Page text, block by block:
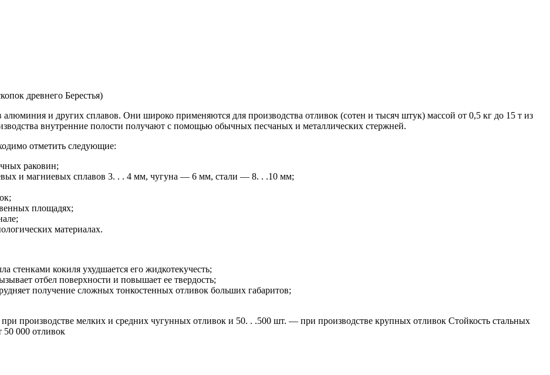
древнего Берестья)
и других сплавов. Они широко применяются для производства отливок (сотен и тысяч штук) массой от 0,5 кг до 15 т из
внутренние полости получают с помощью обычных песчаных и металлических стержней.
отметить следующие:
раковин;
и магниевых сплавов 3. . . 4 мм, чугуна — 6 мм, стали — 8. . .10 мм;
площадях;
материалах.
стенками кокиля ухудшается его жидкотекучесть;
отбел поверхности и повышает ее твердость;
получение сложных тонкостенных отливок больших габаритов;
производстве мелких и средних чугунных отливок и 50. . .500 шт. — при производстве крупных отливок Стойкость стальных
50 000 отливок